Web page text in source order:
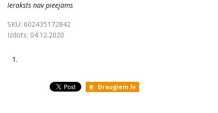
Ieraksts nav pieejams
SKU: 602435172842
Izdots: 04.12.2020
1.
Draugiem.lv